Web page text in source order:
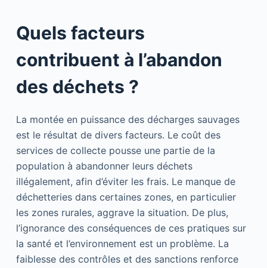
Quels facteurs
contribuent à l’abandon
des déchets ?
La montée en puissance des décharges sauvages
est le résultat de divers facteurs. Le coût des
services de collecte pousse une partie de la
population à abandonner leurs déchets
illégalement, afin d’éviter les frais. Le manque de
déchetteries dans certaines zones, en particulier
les zones rurales, aggrave la situation. De plus,
l’ignorance des conséquences de ces pratiques sur
la santé et l’environnement est un problème. La
faiblesse des contrôles et des sanctions renforce